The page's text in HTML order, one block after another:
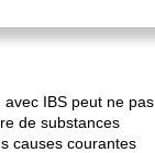
avec IBS peut ne pas
de substances
causes courantes